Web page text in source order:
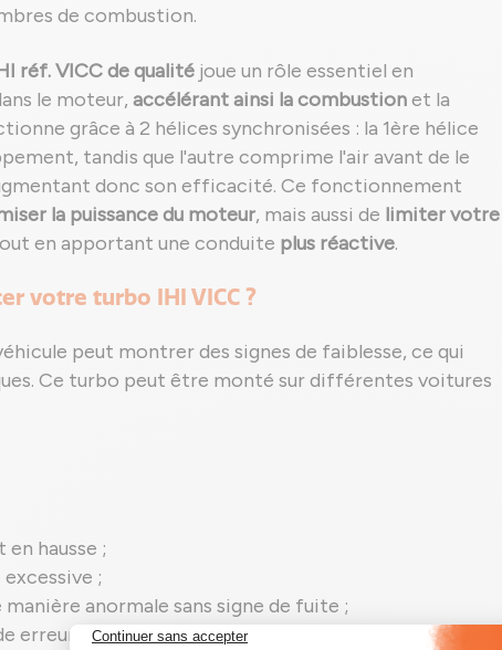
de combustion.
réf. VICC de qualité joue un rôle essentiel en
le moteur, accélérant ainsi la combustionet la
grâce à 2 hélices synchronisées : la 1ère hélice
tandis que l'autre comprime l'air avant de le
donc son efficacité. Ce fonctionnement
la puissance du moteur, mais aussi de limiter votre
en apportant une conduite plus réactive.
votre turbo IHI VICC ?
peut montrer des signes de faiblesse, ce qui
Ce turbo peut être monté sur différentes voitures
hausse ;
;
anormale sans signe de fuite ;
erreur peut apparaître, comme le P0299 signalant une